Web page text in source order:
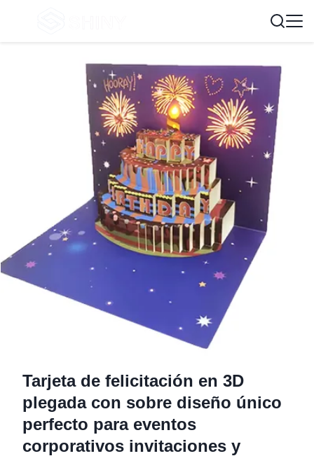
Tarjeta de felicitación en 3D
plegada con sobre diseño único
perfecto para eventos
corporativos invitaciones y